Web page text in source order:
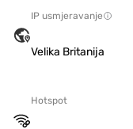
IP usmjeravanje
Velika Britanija
Hotspot